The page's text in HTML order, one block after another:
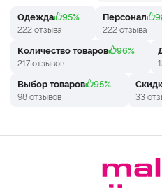
Одежда 95%
222 отзыва
Персонал
222 отзыва
Количество товаров 96%
217 отзывов
Выбор товаров 95%
98 отзывов 33